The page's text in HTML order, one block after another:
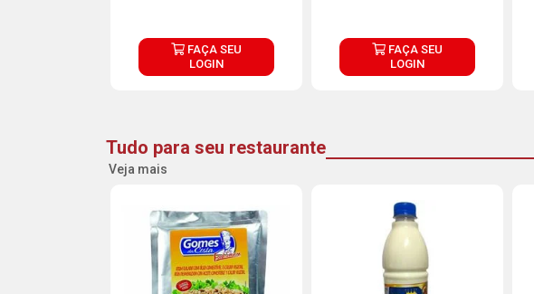
FAÇA SEU
LOGIN
FAÇA SEU
LOGIN
Tudo para seu restaurante
Veja mais